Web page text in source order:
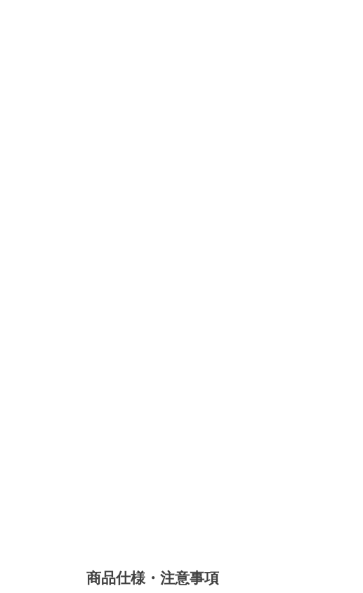
商品仕様・注意事項